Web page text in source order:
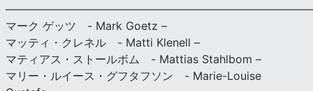
マーク ゲッツ - Mark Goetz –
マッティ・クレネル - Matti Klenell –
マティアス・ストールボム - Mattias Stahlbom –
マリー・ルイース・グフタフソン - Marie-Louise